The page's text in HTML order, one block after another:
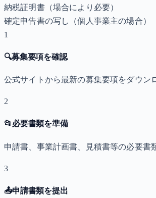
納税証明書（場合により必要）
確定申告書の写し（個人事業主の場合）
1
🔍募集要項を確認
公式サイトから最新の募集要項をダウン
2
📂 必要書類を準備
申請書、事業計画書、見積書等の必要書
3
📤申請書類を提出